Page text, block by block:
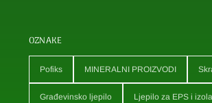
OZNAKE
Pofiks MINERALNI PROIZVODI
Građevinsko ljepilo Ljepilo za EPS i